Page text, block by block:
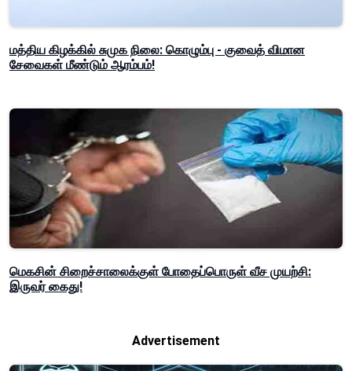
மத்திய கிழக்கில் சுமுக நிலை: கொழும்பு - குவைத் விமான
சேவைகள் மீண்டும் ஆரம்பம்!
மெகசின் சிறைச்சாலைக்குள் போதைப்பொருள் வீச முயற்சி:
இருவர் கைது!
Advertisement